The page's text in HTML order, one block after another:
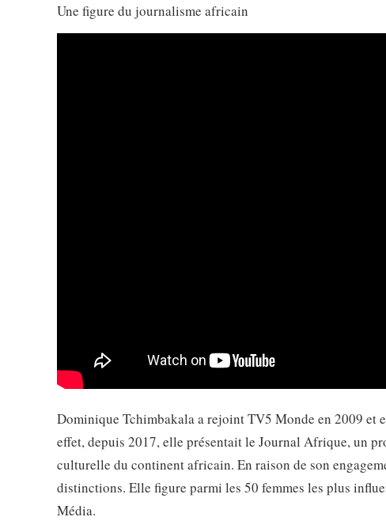
Une figure du journalisme africain
Dominique Tchimbakala a rejoint TV5 Monde en 2009 et
effet, depuis 2017, elle présentait le Journal Afrique, un
culturelle du continent africain. En raison de son
distinctions. Elle figure parmi les 50 femmes les plus
Média.